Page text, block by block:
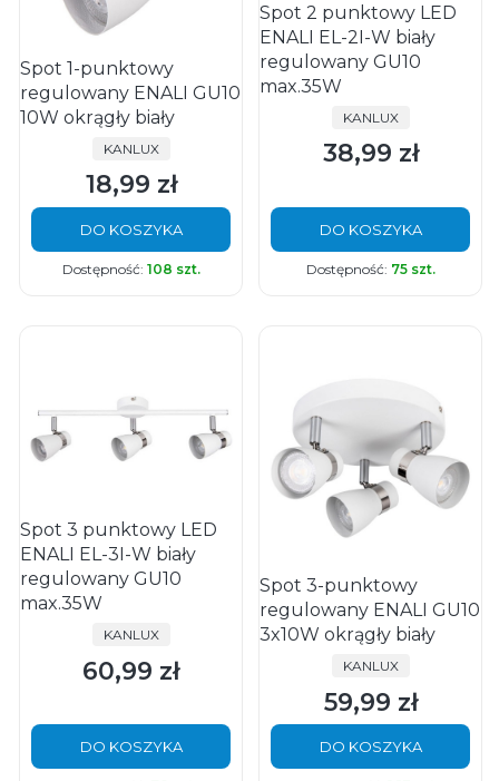
Spot 1-punktowy
regulowany ENALI GU10
10W okrągły biały
PRODUCENT
KANLUX
Cena
18,99 zł
DO KOSZYKA
Dostępność: 108 szt.
Spot 2 punktowy LED
ENALI EL-2I-W biały
regulowany GU10
max.35W
PRODUCENT
KANLUX
Cena
38,99 zł
DO KOSZYKA
Dostępność: 75 szt.
Spot 3 punktowy LED
ENALI EL-3I-W biały
regulowany GU10
max.35W
PRODUCENT
KANLUX
Cena
60,99 zł
DO KOSZYKA
Spot 3-punktowy
regulowany ENALI GU10
3x10W okrągły biały
PRODUCENT
KANLUX
Cena
59,99 zł
DO KOSZYKA